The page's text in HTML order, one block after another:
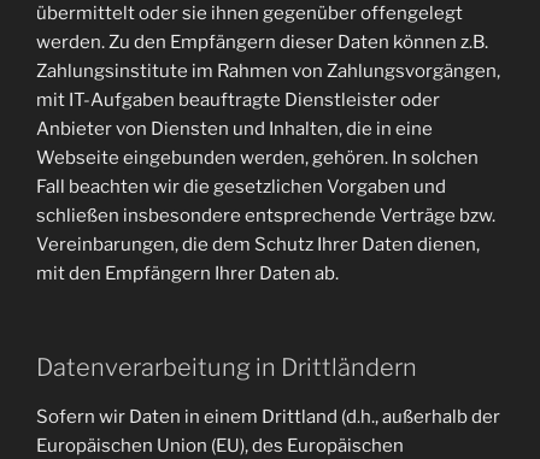
übermittelt oder sie ihnen gegenüber offengelegt
werden. Zu den Empfängern dieser Daten können z.B.
Zahlungsinstitute im Rahmen von Zahlungsvorgängen,
mit IT-Aufgaben beauftragte Dienstleister oder
Anbieter von Diensten und Inhalten, die in eine
Webseite eingebunden werden, gehören. In solchen
Fall beachten wir die gesetzlichen Vorgaben und
schließen insbesondere entsprechende Verträge bzw.
Vereinbarungen, die dem Schutz Ihrer Daten dienen,
mit den Empfängern Ihrer Daten ab.
Datenverarbeitung in Drittländern
Sofern wir Daten in einem Drittland (d.h., außerhalb der
Europäischen Union (EU), des Europäischen